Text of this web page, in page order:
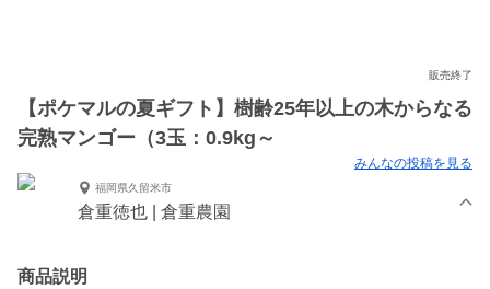
販売終了
【ポケマルの夏ギフト】樹齢25年以上の木からなる
完熟マンゴー（3玉：0.9kg～
みんなの投稿を見る
福岡県久留米市
倉重徳也 | 倉重農園
商品説明